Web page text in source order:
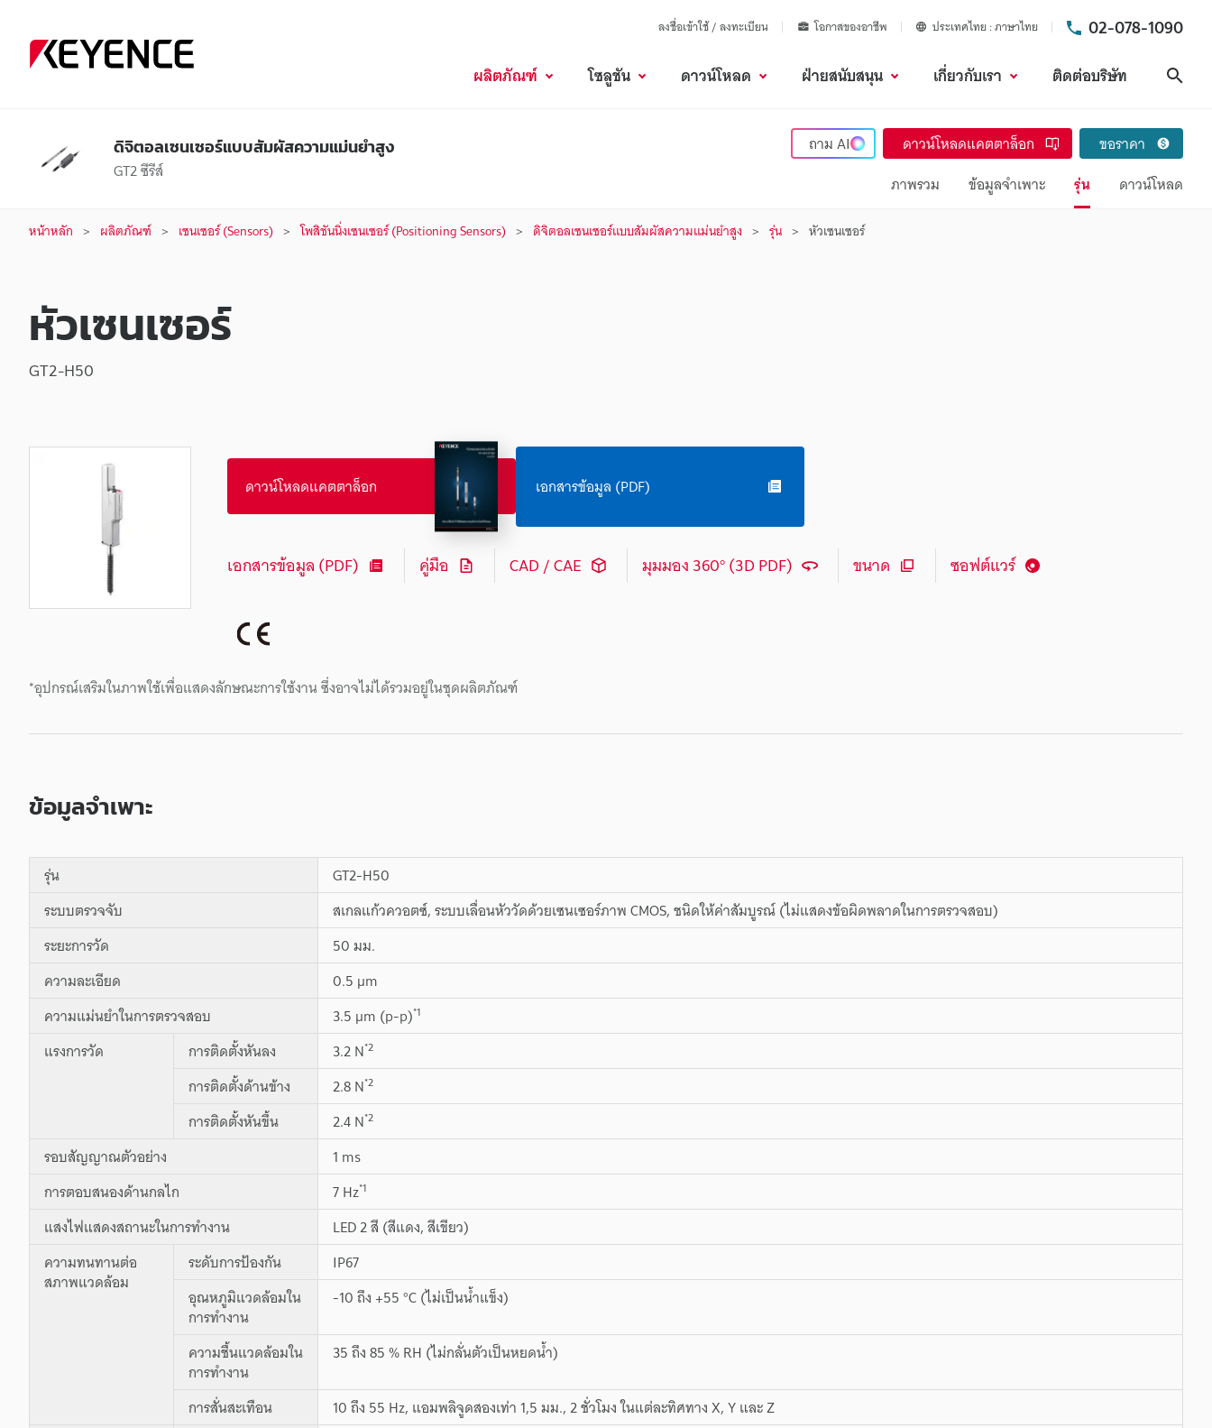
ลงชื่อเข้าใช้ / ลงทะเบียน โอกาสของอาชีพ ประเทศไทย ภาษาไทย 02-078-1090
ผลิตภัณฑ์ โซลูชัน ดาวน์โหลด ฝ่ายสนับสนุน เกี่ยวกับเรา ติดต่อบริษัท
ดิจิตอลเซนเซอร์แบบสัมผัสความแม่นยำสูง
GT2 ซีรีส์
ถามAI ดาวน์โหลดแคตตาล็อก
ขอราคา
ภาพรวม
ข้อมูลจำเพาะ รุ่น ดาวน์โหลด
หน้าหลัก ผลิตภัณฑ์ เซนเซอร์ (Sensors) โพสิชันนิ่งเซนเซอร์ (Positioning Sensors) ดิจิตอลเซนเซอร์แบบสัมผัสความแม่นยำสูง รุ่น หัวเซนเซอร์
หัวเซนเซอร์
GT2-H50
*อุปกรณ์เสริมในภาพใช้เพื่อแสดงลักษณะการใช้งาน ซึ่งอาจไม่ได้รวมอยู่ในชุดผลิตภัณฑ์
ดาวน์โหลดแคตตาล็อก เอกสารข้อมูล (PDF)
เอกสารข้อมูล (PDF) คู่มือ CAD / CAE มุมมอง 360° (3D PDF) ขนาด ซอฟต์แวร์
ข้อมูลจำเพาะ
รุ่น
GT2-H50
ระบบตรวจจับ
สเกลแก้วควอตซ์, ระบบเลื่อนหัววัดด้วยเซนเซอร์ภาพ CMOS, ชนิดให้ค่าสัมบูรณ์ (ไม่แสดงข้อผิดพลาดในการตรวจสอบ)
ระยะการวัด
50 มม.
ความละเอียด
0.5 µm
ความแม่นยำในการตรวจสอบ
3.5 µm (p-p)*1
แรงการวัด การติดตั้งหันลง 3.2 N*2
การติดตั้งด้านข้าง 2.8 N*2
การติดตั้งหันขึ้น 2.4 N*2
รอบสัญญาณตัวอย่าง
1 ms
การตอบสนองด้านกลไก
7 Hz*1
แสงไฟแสดงสถานะในการทำงาน
LED 2 สี (สีแดง, สีเขียว)
ความทนทานต่อ
สภาพแวดล้อม
ระดับการป้องกัน
IP67
อุณหภูมิแวดล้อมใน
การทำงาน
-10 ถึง +55 °C (ไม่เป็นน้ำแข็ง)
ความชื้นแวดล้อมใน
การทำงาน
35 ถึง 85 % RH (ไม่กลั่นตัวเป็นหยดน้ำ)
การสั่นสะเทือน
10 ถึง 55 Hz, แอมพลิจูดสองเท่า 1,5 มม., 2 ชั่วโมง ในแต่ละทิศทาง X, Y และ Z